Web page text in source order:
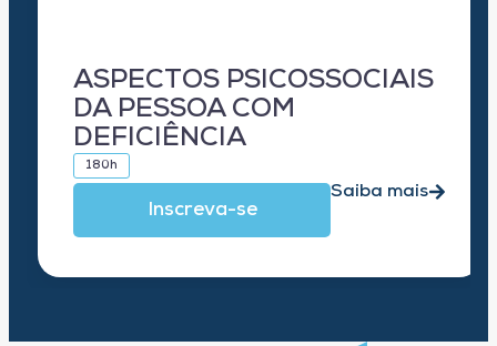
ASPECTOS PSICOSSOCIAIS
DA PESSOA COM
DEFICIÊNCIA
180h
Inscreva-se
Saiba mais